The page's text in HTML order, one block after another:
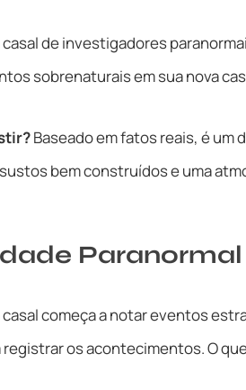
casal de investigadores
sobrenaturais em sua nova
Baseado em fatos reais, é um
bem construídos e uma
Paranormal
casal começa a notar eventos
registrar os acontecimentos. O